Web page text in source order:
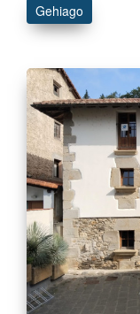
Gehiago